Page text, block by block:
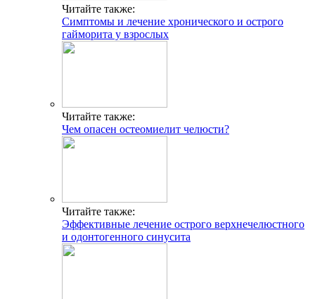
Читайте также:
Симптомы и лечение хронического и острого
гайморита у взрослых
Читайте также:
Чем опасен остеомиелит челюсти?
Читайте также:
Эффективные лечение острого верхнечелюстного
и одонтогенного синусита